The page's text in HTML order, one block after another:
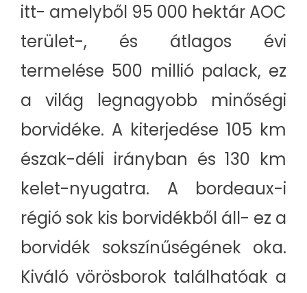
itt- amelyből 95 000 hektár AOC
terület-, és átlagos évi
termelése 500 millió palack, ez
a világ legnagyobb minőségi
borvidéke. A kiterjedése 105 km
észak-déli irányban és 130 km
kelet-nyugatra. A bordeaux-i
régió sok kis borvidékből áll- ez a
borvidék sokszínűségének oka.
Kiváló vörösborok találhatóak a